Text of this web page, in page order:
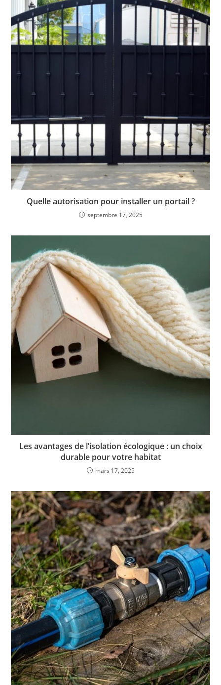
Quelle autorisation pour installer un portail ?
septembre 17, 2025
Les avantages de l’isolation écologique : un choix
durable pour votre habitat
mars 17, 2025